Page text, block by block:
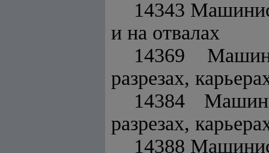
14343
и на отвалах
14369
разрезах,
14384
разрезах,
14388